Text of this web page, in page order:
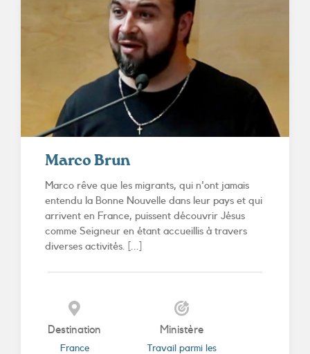
Marco Brun
Marco rêve que les migrants, qui n'ont jamais
entendu la Bonne Nouvelle dans leur pays et qui
arrivent en France, puissent découvrir Jésus
comme Seigneur en étant accueillis à travers
diverses activités. [...]
Destination
France
Ministère
Travail parmi les